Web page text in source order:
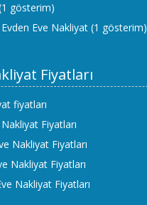
gösterim)
Eve Nakliyat (1 gösterim)
Fiyatları
fiyatları
Fiyatları
Nakliyat Fiyatları
Nakliyat Fiyatları
Nakliyat Fiyatları